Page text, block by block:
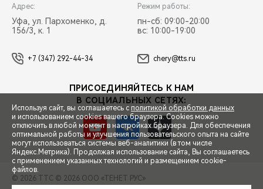
СПЕЦПРЕДЛОЖЕНИЯ
ЗАПИСЬ НА ТЕСТ-ДРАЙВ
Адрес:
Уфа, ул. Пархоменко, д.
156/3, к. 1
Режим работы:
пн-сб: 09:00-20:00
вс: 10:00-19:00
+7 (347) 292-44-34 chery@tts.ru
ПРИСОЕДИНЯЙТЕСЬ К НАМ
В СОЦИАЛЬНЫХ СЕТЯХ:
© 2026 ТТС © 2026 ООО «ТЕНЕТ РУС»
Используя сайт, вы соглашаетесь с политикой обработки данных
и использованием cookies вашего браузера. Cookies можно
отключить в любой момент в настройках браузера. Для обеспечения
оптимальной работы и улучшения пользовательского опыта на сайте
могут использоваться системы веб-аналитики (в том числе
Яндекс.Метрика). Продолжая использование сайта, Вы соглашаетесь
с применением указанных технологий и размещением cookie-
файлов.